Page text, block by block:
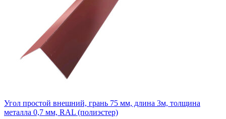
Угол простой внешний, грань 75 мм, длина 3м, толщина
металла 0,7 мм, RAL (полиэстер)